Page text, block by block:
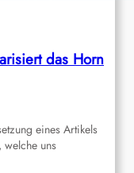
das Horn
eines Artikels
welche uns